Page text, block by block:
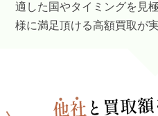
適した国やタイミングを見
様に満足頂ける高額買取が